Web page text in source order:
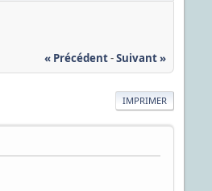
« Précédent-Suivant »
IMPRIMER